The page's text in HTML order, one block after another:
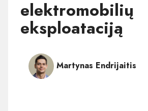
elektromobilių
eksploataciją
Martynas Endrijaitis